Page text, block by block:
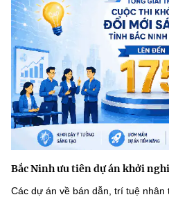
Bắc Ninh ưu tiên dự án khởi
Các dự án về bán dẫn, trí tuệ nhân